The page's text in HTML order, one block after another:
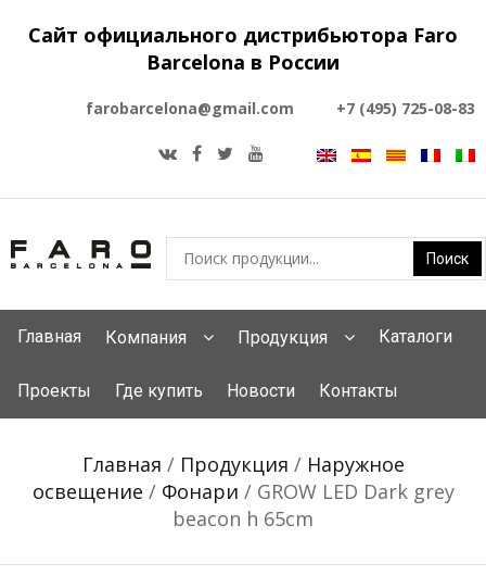
Сайт официального дистрибьютора Faro
Barcelona в России
farobarcelona@gmail.com +7 (495) 725-08-83
Главная Компания Продукция Каталоги
Проекты Где купить Новости Контакты
Главная / Продукция / Наружное
освещение / Фонари / GROW LED Dark grey
beacon h 65cm